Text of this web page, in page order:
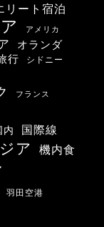
リート宿泊
アメリカ
オランダ
行 シドニー
フランス
内 国際線
ア 機内食
羽田空港